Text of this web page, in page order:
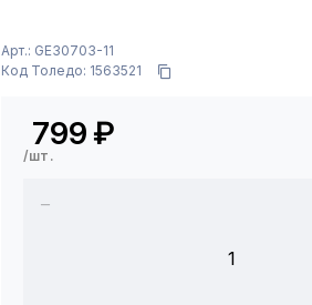
Арт.: GE30703-11
Код Толедо: 1563521
799 ₽
/шт.
1